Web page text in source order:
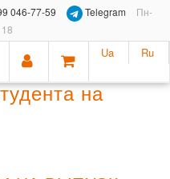
046-77-59 Telegram
Пн-
Ua Ru
на